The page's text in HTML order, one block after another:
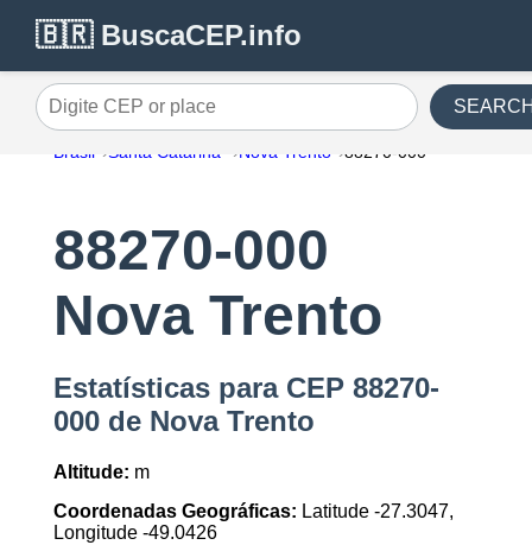
🇧🇷 BuscaCEP.info
Digite CEP or place
Brasil Santa Catarina Nova Trento 88270-000
88270-000
Nova Trento
Estatísticas para CEP 88270-
000 de Nova Trento
Altitude: m
Coordenadas Geográficas: Latitude -27.3047,
Longitude -49.0426